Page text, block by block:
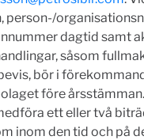
person-/
dagtid samt
såsom
bör i
före
ett eller två
inom den tid och på